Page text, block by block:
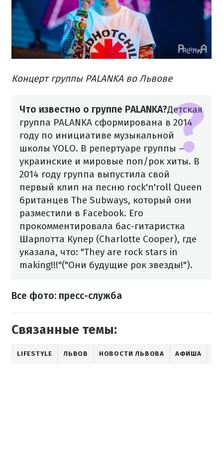
Концерт группы PALANKA во Львове
Что известно о группе PALANKA?Детская
группа PALANKA сформирована в 2014
году по инициативе музыкальной
школы YOLO. В репертуаре группы –
украинские и мировые поп/рок хиты. В
2014 году группа выпустила свой
первый клип на песню rock'n'roll Queen
британцев The Subways, который они
разместили в Facebook. Его
прокомментировала бас-гитаристка
Шарлотта Купер (Charlotte Cooper), где
указала, что: "They are rock stars in
making!!!"("Они будущие рок звезды!").
Все фото: пресс-служба
Связанные темы:
LIFESTYLE ЛЬВОВ НОВОСТИ ЛЬВОВА АФИША